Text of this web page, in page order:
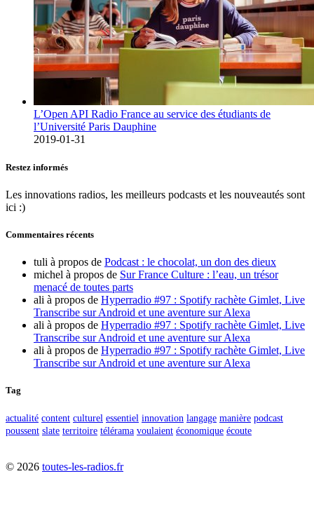
L’Open API Radio France au service des étudiants de
l’Université Paris Dauphine
2019-01-31
Restez informés
Les innovations radios, les meilleurs podcasts et les nouveautés sont
ici :)
Commentaires récents
tuli à propos de Podcast : le chocolat, un don des dieux
michel à propos de Sur France Culture : l’eau, un trésor
menacé de toutes parts
ali à propos de Hyperradio #97 : Spotify rachète Gimlet, Live
Transcribe sur Android et une aventure sur Alexa
ali à propos de Hyperradio #97 : Spotify rachète Gimlet, Live
Transcribe sur Android et une aventure sur Alexa
ali à propos de Hyperradio #97 : Spotify rachète Gimlet, Live
Transcribe sur Android et une aventure sur Alexa
Tag
actualité content culturel essentiel innovation langage manière podcast
poussent slate territoire télérama voulaient économique écoute
© 2026 toutes-les-radios.fr